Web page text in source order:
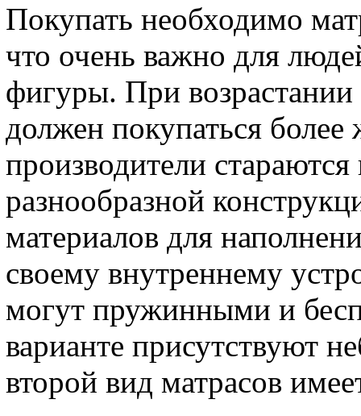
Покупать необходимо
что очень важно для
фигуры. При возрастании
должен покупаться
производители стараются
разнообразной
материалов для
своему внутреннему
могут пружинными и
варианте присутствуют
второй вид матрасов